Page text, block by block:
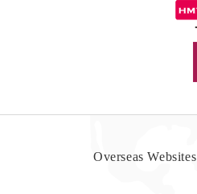
Overseas Websites